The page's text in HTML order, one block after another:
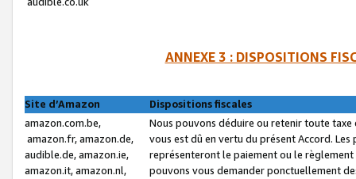
ANNEXE 3 : DISPOSITIONS
Site d’Amazon
Dispositions fiscales
amazon.com.be,
amazon.fr, amazon.de,
audible.de, amazon.ie,
amazon.it, amazon.nl,
Nous pouvons déduire ou retenir toute
vous est dû en vertu du présent Accord.
représenteront le paiement ou le
pouvons vous demander ponctuellement